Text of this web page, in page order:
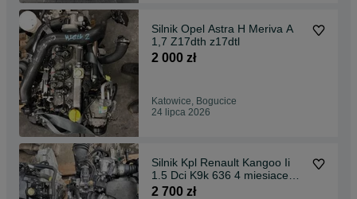
Silnik Opel Astra H Meriva A
1,7 Z17dth z17dtl
2 000 zł
Katowice, Bogucice
24 lipca 2026
Silnik Kpl Renault Kangoo Ii
1.5 Dci K9k 636 4 miesiace
gwarancji
2 700 zł